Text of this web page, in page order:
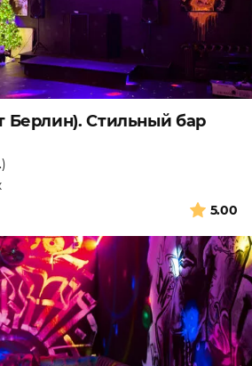
Берлин). Стильный бар
5.00